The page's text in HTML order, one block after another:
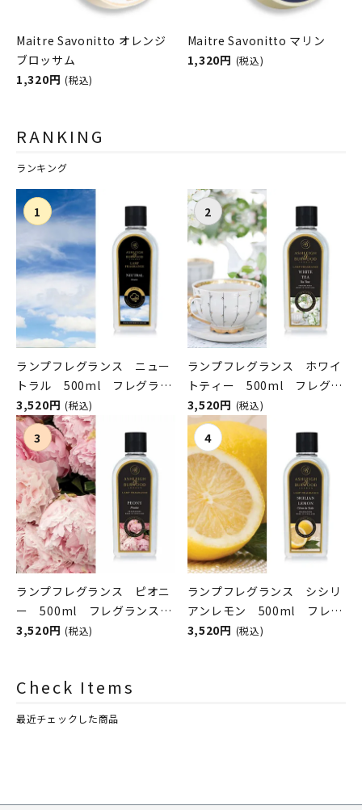
Maitre Savonitto オレンジ
ブロッサム
1,320円 (税込)
Maitre Savonitto マリン
1,320円 (税込)
RANKING
ランキング
ランプフレグランス ニュー
トラル 500ml フレグラン
スランプ用オイル
ASHLEIGH&BURWOOD（ア
シュレイアンドバーウッド）
3,520円 (税込)
ランプフレグランス ホワイ
トティー 500ml フレグラ
ンスランプ用オイル
ASHLEIGH&BURWOOD（ア
シュレイアンドバーウッド）
3,520円 (税込)
ランプフレグランス ピオニ
ー 500ml フレグランスラ
ンプ用オイル
3,520円 (税込)
ランプフレグランス シシリ
アンレモン 500ml フレグ
ランスランプ用オイル
3,520円 (税込)
Check Items
最近チェックした商品